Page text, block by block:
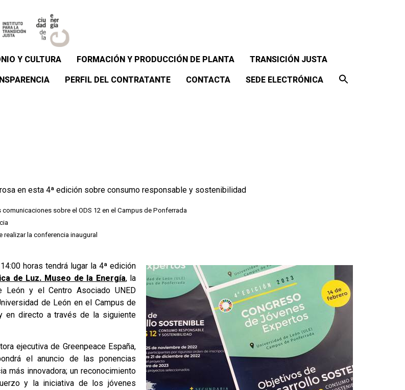
Y CULTURA FORMACIÓN Y PRODUCCIÓN DE PLANTA TRANSICIÓN JUSTA
PERFIL DEL CONTRATANTE CONTACTA SEDE ELECTRÓNICA
en esta 4ª edición sobre consumo responsable y sostenibilidad
sobre el ODS 12 en el Campus de Ponferrada
realizar la conferencia inaugural
horas tendrá lugar la 4ª edición
de Luz. Museo de la Energía, la
León y el Centro Asociado UNED
de León en el Campus de
en directo a través de la siguiente
ejecutiva de Greenpeace España,
el anuncio de las ponencias
más innovadora; un reconocimiento
y la iniciativa de los jóvenes